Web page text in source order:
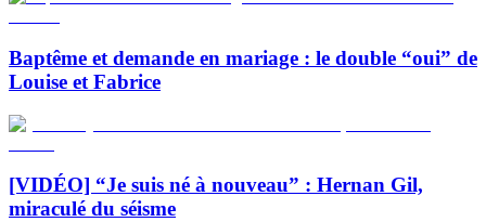
Baptême et demande en mariage : le double “oui” de
Louise et Fabrice
[VIDÉO] “Je suis né à nouveau” : Hernan Gil,
miraculé du séisme